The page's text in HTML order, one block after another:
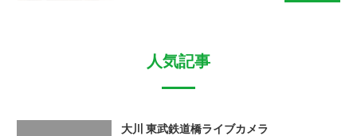
人気記事
大川 東武鉄道橋ライブカメラ